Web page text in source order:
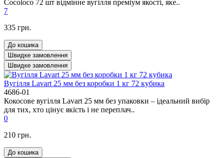
Cocoloco 72 шт відмінне вугілля преміум якості, яке..
7
335 грн.
До кошика
Швидке замовлення
Швидке замовлення
Вугілля Lavart 25 мм без коробки 1 кг 72 кубика
4686-01
Кокосове вугілля Lavart 25 мм без упаковки – ідеальний вибір
для тих, хто цінує якість і не переплач..
0
210 грн.
До кошика